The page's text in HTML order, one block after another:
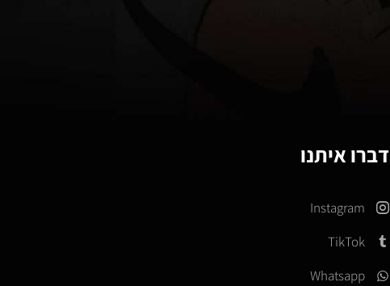
דברו איתנו
Instagram
TikTok
Whatsapp